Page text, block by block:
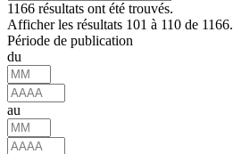
1166 résultats ont été trouvés.
Afficher les résultats 101 à 110 de 1166.
Période de publication
du
au